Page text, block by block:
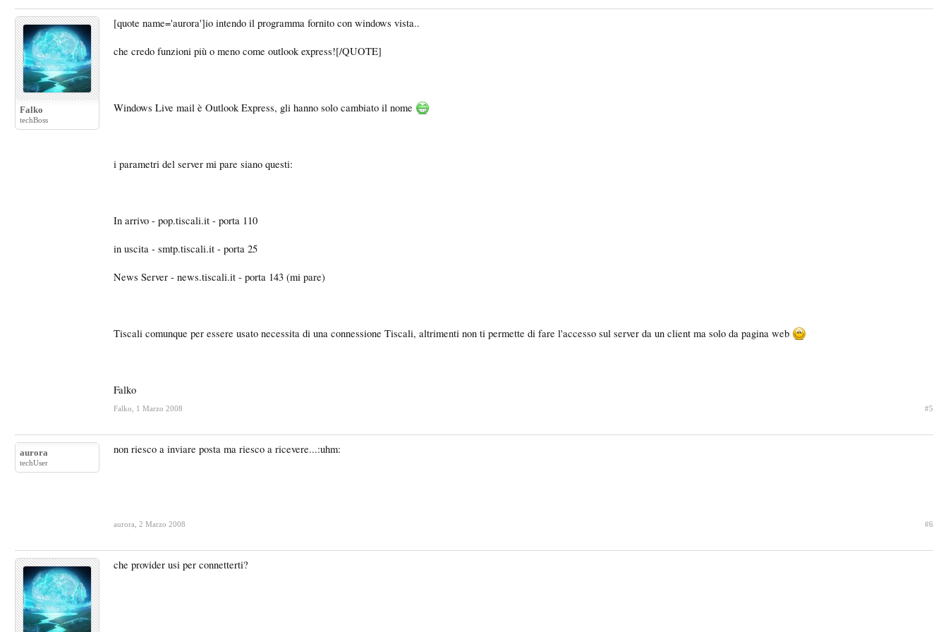
Falko
techBoss
[quote name='aurora']io intendo il programma fornito con windows vista..
che credo funzioni più o meno come outlook express![/QUOTE]
Windows Live mail è Outlook Express, gli hanno solo cambiato il nome
i parametri del server mi pare siano questi:
In arrivo - pop.tiscali.it - porta 110
in uscita - smtp.tiscali.it - porta 25
News Server - news.tiscali.it - porta 143 (mi pare)
Tiscali comunque per essere usato necessita di una connessione Tiscali, altrimenti non ti permette di fare l'accesso sul server da un client ma solo da pagina web
Falko
Falko 1 Marzo 2008 #5
aurora
techUser
non riesco a inviare posta ma riesco a ricevere...:uhm:
aurora 2 Marzo 2008 #6
che provider usi per connetterti?